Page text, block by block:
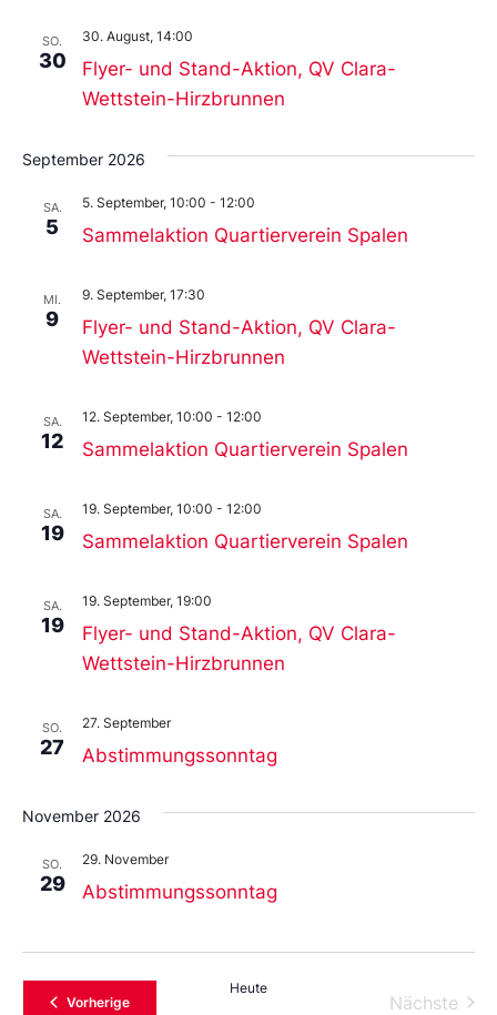
SO.
30
Flyer- und Stand-Aktion, QV Clara-
Wettstein-Hirzbrunnen
30. August, 14:00
September 2026
SA.
5 Sammelaktion Quartierverein Spalen
5. September, 10:00 - 12:00
MI.
9
Flyer- und Stand-Aktion, QV Clara-
Wettstein-Hirzbrunnen
9. September, 17:30
SA.
12 Sammelaktion Quartierverein Spalen
12. September, 10:00 - 12:00
SA.
19 Sammelaktion Quartierverein Spalen
19. September, 10:00 - 12:00
SA.
19
Flyer- und Stand-Aktion, QV Clara-
Wettstein-Hirzbrunnen
19. September, 19:00
SO.
27 Abstimmungssonntag
27. September
November 2026
SO.
29 Abstimmungssonntag
29. November
VorherigeVeranstaltungen
Heute
Nächste